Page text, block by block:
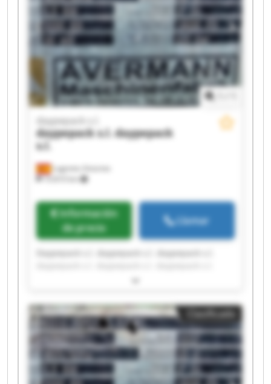
Lugones Asturias
10.810 km
daypepack s.l.
daypepack s.l.daypepack
s.l.
Información
de precio
Llamar
Daypepack s.l. daypepack s.l. daypepack s.l.
daypepack s.l. daypepack s.l. daypepack s.l.
daypepack s.l. daypepack s.l. daypepack s.l.
daypepack s.l. daypepack s.l. daypepack s.l.
daypepack s.l. daypepack s.l.